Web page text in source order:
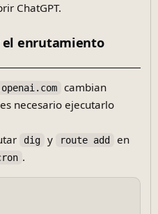
ChatGPT.
enrutamiento
cambian
necesario ejecutarlo
dig y route add
en
.